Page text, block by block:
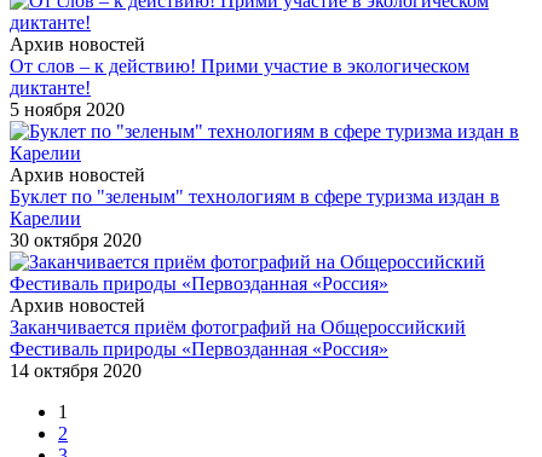
Архив новостей
От слов – к действию! Прими участие в экологическом
диктанте!
5 ноября 2020
Архив новостей
Буклет по "зеленым" технологиям в сфере туризма издан в
Карелии
30 октября 2020
Архив новостей
Заканчивается приём фотографий на Общероссийский
Фестиваль природы «Первозданная «Россия»
14 октября 2020
1
2